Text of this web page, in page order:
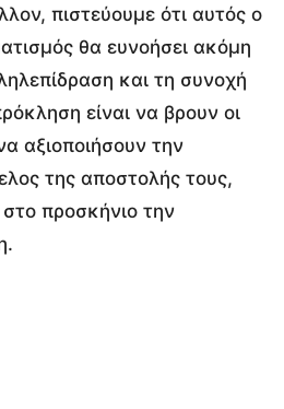
πιστεύουμε ότι αυτός ο
θα ευνοήσει ακόμη
και τη συνοχή
είναι να βρουν οι
αξιοποιήσουν την
της αποστολής τους,
προσκήνιο την